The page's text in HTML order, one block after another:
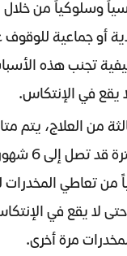
وسلوكياً من
أو جماعية للوقوف
تجنب هذه
يقع في الإنتكاس.
من العلاج، يتم
المريض لفترة قد
من تعاطي
لا يقع في
مرة أخرى.